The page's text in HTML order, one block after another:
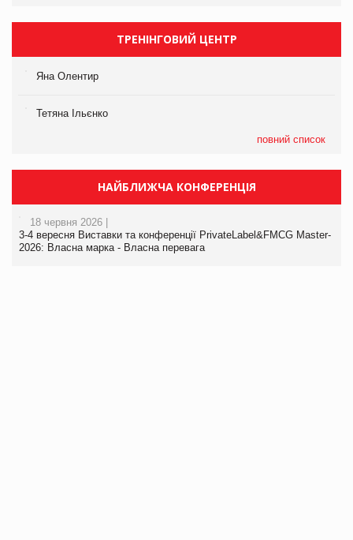
ТРЕНІНГОВИЙ ЦЕНТР
Яна Олентир
Тетяна Ільєнко
повний список
НАЙБЛИЖЧА КОНФЕРЕНЦІЯ
18 червня 2026 |
3-4 вересня Виставки та конференції PrivateLabel&FMCG Master-
2026: Власна марка - Власна перевага